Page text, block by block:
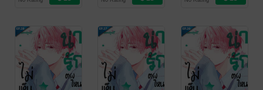
Bongkoch
Bongkoch
Bongkoch